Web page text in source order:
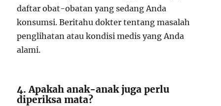
daftar obat-obatan yang sedang Anda
konsumsi. Beritahu dokter tentang masalah
penglihatan atau kondisi medis yang Anda
alami.
4. Apakah anak-anak juga perlu
diperiksa mata?